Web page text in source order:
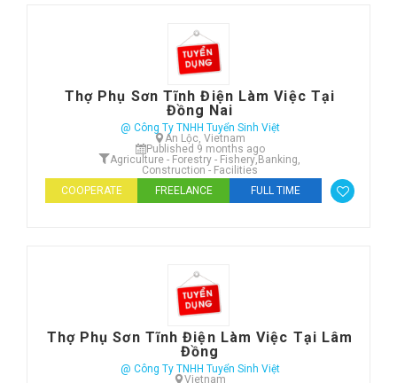
Thợ Phụ Sơn Tĩnh Điện Làm Việc Tại
Đồng Nai
@ Công Ty TNHH Tuyển Sinh Việt
An Lộc, Vietnam
Published 9 months ago
Agriculture - Forestry - Fishery, Banking,
Construction - Facilities
COOPERATE
FREELANCE FULL TIME
Thợ Phụ Sơn Tĩnh Điện Làm Việc Tại Lâm
Đồng
@ Công Ty TNHH Tuyển Sinh Việt
Vietnam